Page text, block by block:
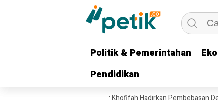
Politik & Pemerintahan
Pendidikan
Politik & Pemerintahan
Pendidikan
Ekonomi Ojol, Gubernur Khofifah Hadirkan Pembebasan Denda dan